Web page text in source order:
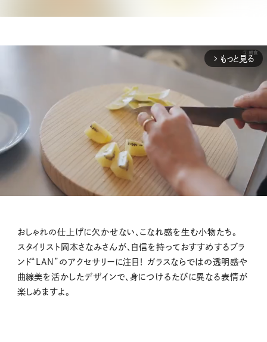
arrow_forward_ios もっと見る
M
t
e
おしゃれの仕上げに欠かせない、こなれ感を生む小物たち。
スタイリスト岡本さなみさんが、自信を持っておすすめするブラ
ンド“LAN”のアクセサリーに注目！ ガラスならではの透明感や
曲線美を活かしたデザインで、身につけるたびに異なる表情が
楽しめますよ。